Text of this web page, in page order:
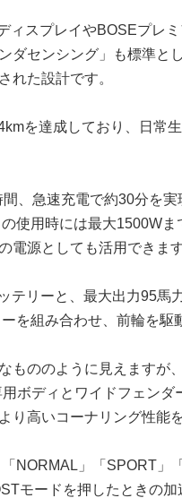
ィスプレイやBOSEプレ
ダセンシング」も標準と
れた設計です。
を達成しており、日常
、急速充電で約30分を
使用時には最大1500W
電源としても活用できます
テリーと、最大出力95馬
を組み合わせ、前輪を駆
もののように見えますが
ボディとワイドフェンダ
り高いコーナリング性能
NORMAL」「SPORT」
モードを押したときの